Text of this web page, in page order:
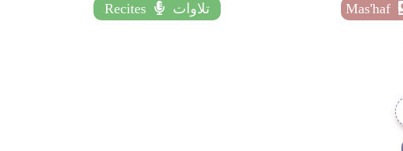
Recites تلاوات Mas'haf